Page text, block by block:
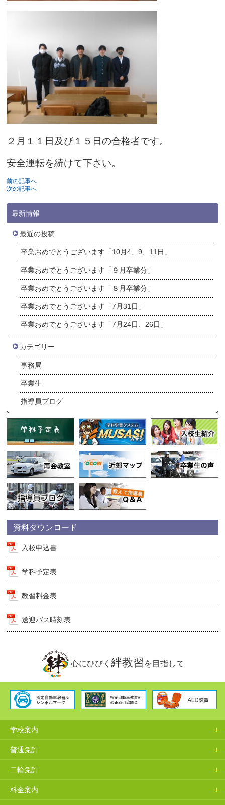
２月１１日及び１５日の合格者です。
安全運転を続けて下さい。
前の記事へ
次の記事へ
最新情報
最近の投稿
卒業おめでとうございます「10月4、9、11日」
卒業おめでとうございます「９月卒業分」
卒業おめでとうございます「８月卒業分」
卒業おめでとうございます「7月31日」
卒業おめでとうございます「7月24日、26日」
カテゴリー
事務局
卒業生
指導員ブログ
資料ダウンロード
入校申込書
学科予定表
教習料金表
送迎バス時刻表
心にひびく 絆教習 を目指して
学校案内
普通免許
二輪免許
料金案内